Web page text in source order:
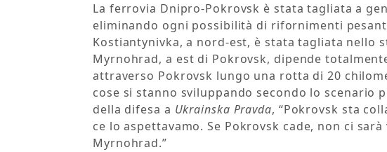
La ferrovia Dnipro-Pokrovsk è stata tagliata a
eliminando ogni possibilità di rifornimenti
Kostiantynivka, a nord-est, è stata tagliata nello
Myrnohrad, a est di Pokrovsk, dipende
attraverso Pokrovsk lungo una rotta di 20
cose si stanno sviluppando secondo lo scenario
della difesa a Ukrainska Pravda, “Pokrovsk sta
ce lo aspettavamo. Se Pokrovsk cade, non ci
Myrnohrad.”